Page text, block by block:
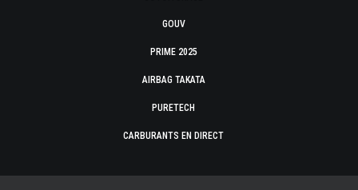
GOUV
PRIME 2025
AIRBAG TAKATA
PURETECH
CARBURANTS EN DIRECT